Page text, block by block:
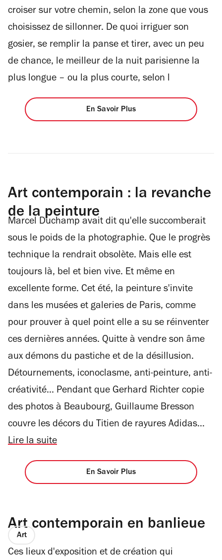
croiser sur votre chemin, selon la zone que vous
choisissez de sillonner. De quoi irriguer son
gosier, se remplir la panse et tirer, avec un peu
de chance, le meilleur de la nuit parisienne la
plus longue – ou la plus courte, selon l
En Savoir Plus
Art contemporain : la revanche
de la peinture
Marcel Duchamp avait dit qu'elle succomberait
sous le poids de la photographie. Que le progrès
technique la rendrait obsolète. Mais elle est
toujours là, bel et bien vive. Et même en
excellente forme. Cet été, la peinture s'invite
dans les musées et galeries de Paris, comme
pour prouver à quel point elle a su se réinventer
ces dernières années. Quitte à vendre son âme
aux démons du pastiche et de la désillusion.
Détournements, iconoclasme, anti-peinture, anti-
créativité... Pendant que Gerhard Richter copie
des photos à Beaubourg, Guillaume Bresson
couvre les décors du Titien de rayures Adidas...
Lire la suite
En Savoir Plus
Art contemporain en banlieue
Art
Ces lieux d'exposition et de création qui